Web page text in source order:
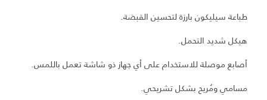
طباعة سيليكون بارزة لتحسين القبضة.
هيكل شديد التحمل.
أصابع موصلة للاستخدام على أي جهاز ذو شاشة تعمل باللمس.
مسامي ومُريح بشكل تشريحي.